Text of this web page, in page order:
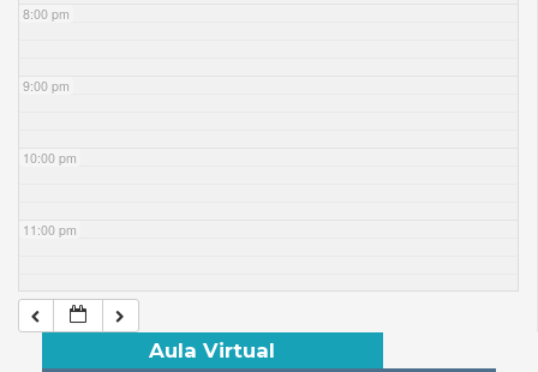
8:00 pm
9:00 pm
10:00 pm
11:00 pm
Aula Virtual